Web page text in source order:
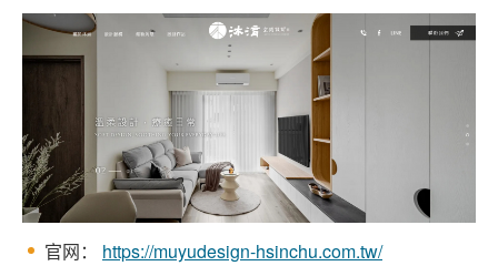
官网： https://muyudesign-hsinchu.com.tw/